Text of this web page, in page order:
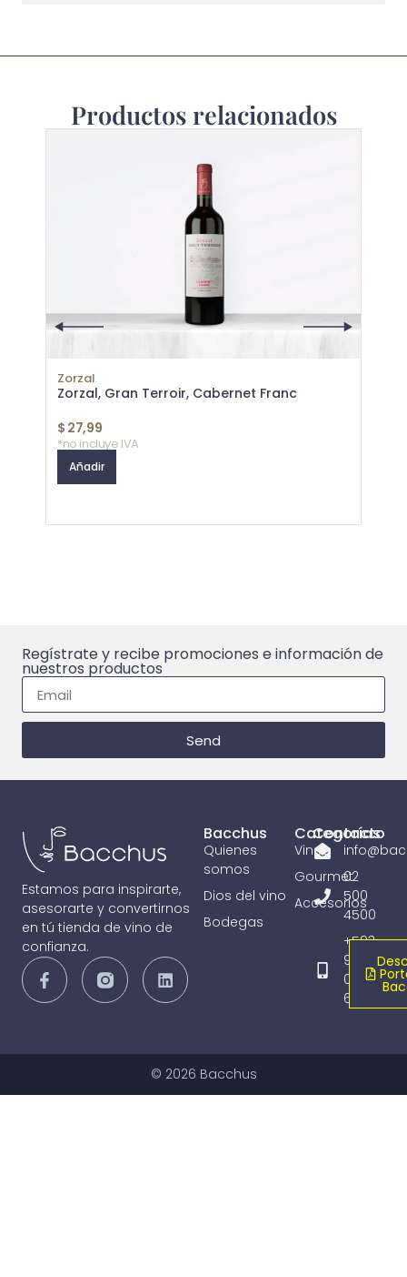
Productos relacionados
Zorzal
Zorzal, Gran Terroir, Cabernet Franc
$ 27,99
*no incluye IVA
Añadir
Regístrate y recibe promociones e información de
nuestros productos
Send
Estamos para inspirarte,
asesorarte y convertirnos
en tú tienda de vino de
confianza.
Bacchus
Quienes
somos
Dios del vino
Bodegas
Categorías
Vinos
Gourmet
Accesorios
Contacto
02
500
4500
+593
98
065
6836
© 2026 Bacchus